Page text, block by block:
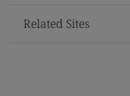
Related Sites